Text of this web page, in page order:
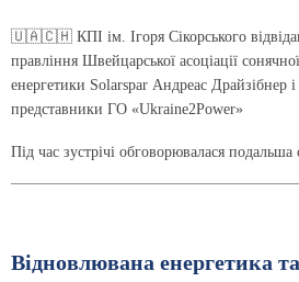
🇺🇦🇨🇭 КПІ ім. Ігоря Сікорського
правління Швейцарської асоціації сонячної
енергетики Solarspar Андреас Драйзібнер і
представники ГО «Ukraine2Power»
Під час зустрічі обговорювалася подальша
Відновлювана енергетика та